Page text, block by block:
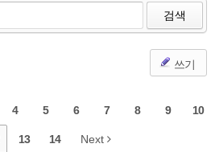
검색
쓰기
4 5 6 7 8 9 10
13 14 Next